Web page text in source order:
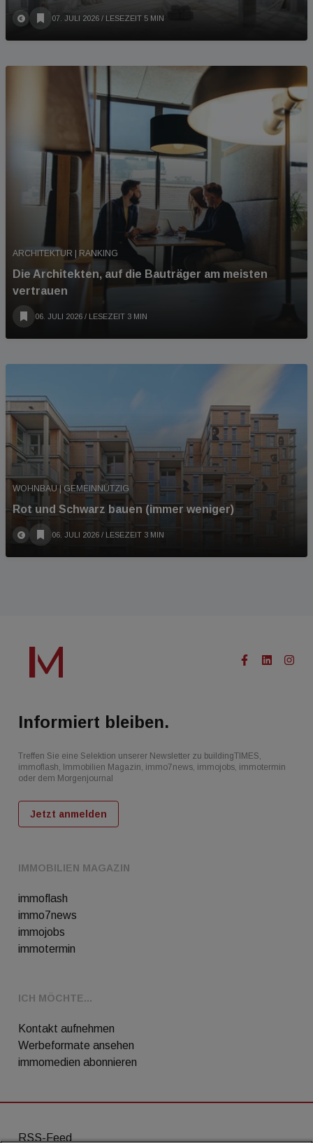
07. JULI 2026 / LESEZEIT 5 MIN
ARCHITEKTUR | RANKING
Die Architekten, auf die Bauträger am meisten
vertrauen
06. JULI 2026 / LESEZEIT 3 MIN
WOHNBAU | GEMEINNÜTZIG
Rot und Schwarz bauen (immer weniger)
06. JULI 2026 / LESEZEIT 3 MIN
IMMOBILIEN MAGAZIN
immoflash
immo7news
immojobs
immotermin
ICH MÖCHTE...
Kontakt aufnehmen
Werbeformate ansehen
immomedien abonnieren
Informiert bleiben.
Treffen Sie eine Selektion unserer Newsletter zu buildingTIMES,
immoflash, Immobilien Magazin, immo7news, immojobs, immotermin
oder dem Morgenjournal
Jetzt anmelden
RSS-Feed